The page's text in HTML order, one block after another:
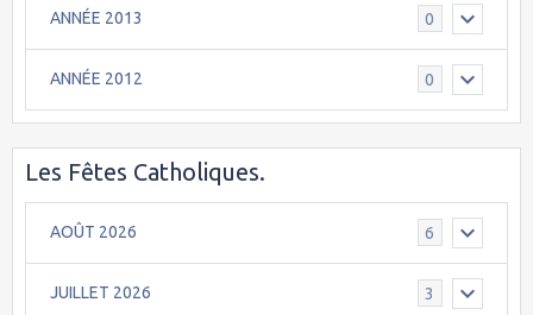
ANNÉE 2013 0
ANNÉE 2012 0
Les Fêtes Catholiques.
AOÛT 2026 6
JUILLET 2026 3